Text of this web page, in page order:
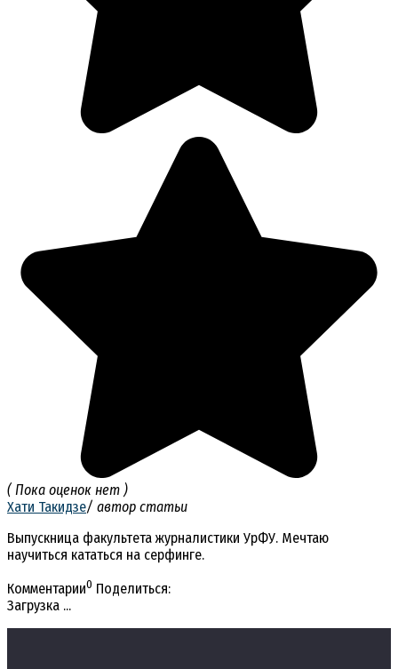
( Пока оценок нет )
Хати Такидзе/ автор статьи
Выпускница факультета журналистики УрФУ. Мечтаю
научиться кататься на серфинге.
Комментарии0 Поделиться:
Загрузка ...